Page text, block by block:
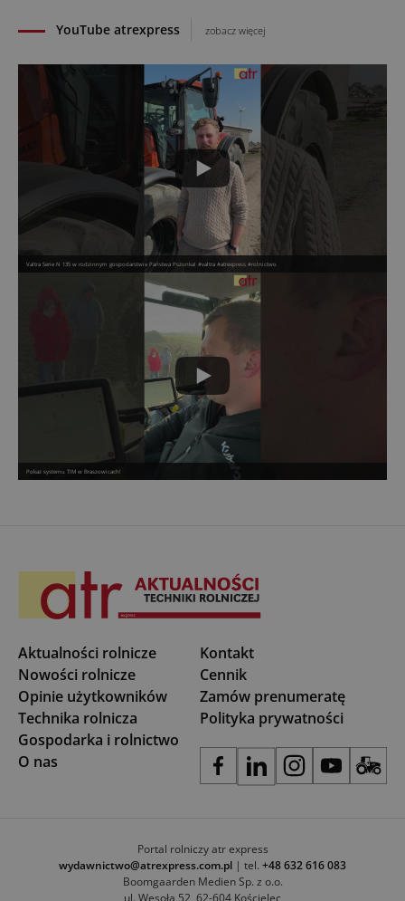
YouTube atrexpress zobacz więcej
Valtra Serie N 135 w rodzinnym gospodarstwie Państwa Pszonka! #valtra #atrexpress #rolnictwo
Pokaz systemu TIM w Braszowicach!
Aktualności rolnicze
Nowości rolnicze
Opinie użytkowników
Technika rolnicza
Gospodarka i rolnictwo
O nas
Kontakt
Cennik
Zamów prenumeratę
Polityka prywatności
Portal rolniczy atr express
wydawnictwo@atrexpress.com.pl | tel. +48 632 616 083
Boomgaarden Medien Sp. z o.o.
ul. Wesoła 52, 62-604 Kościelec